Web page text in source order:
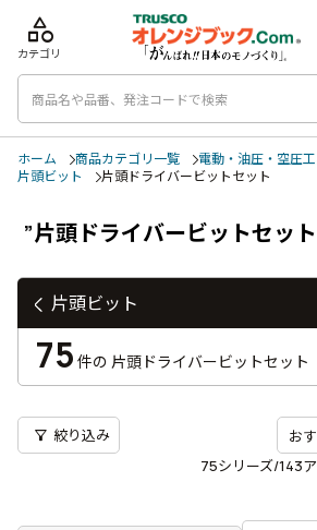
category
カテゴリ
ホーム 商品カテゴリ一覧 電動・油圧・空圧
片頭ビット
片頭ドライバービットセット
”片頭ドライバービットセッ
75シリーズ/143
filter_alt 絞り込み
片頭ビット
75 件の 片頭ドライバービットセット